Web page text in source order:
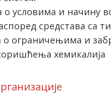
условима и начину
средстава са
ограничењима и
хемикалија